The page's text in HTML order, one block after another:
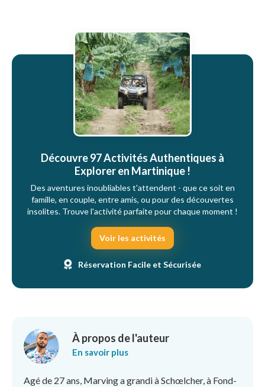
Découvre 97 Activités Authentiques à
Explorer en Martinique !
Des aventures inoubliables t'attendent - que ce soit en
famille, en couple, entre amis, ou pour des découvertes
insolites. Trouve l'activité parfaite pour chaque moment !
Voir les activités
Réservation Facile et Sécurisée
À propos de l'auteur
En savoir plus
Agé de 27 ans, Marving a grandi à Schœlcher, à Fond-